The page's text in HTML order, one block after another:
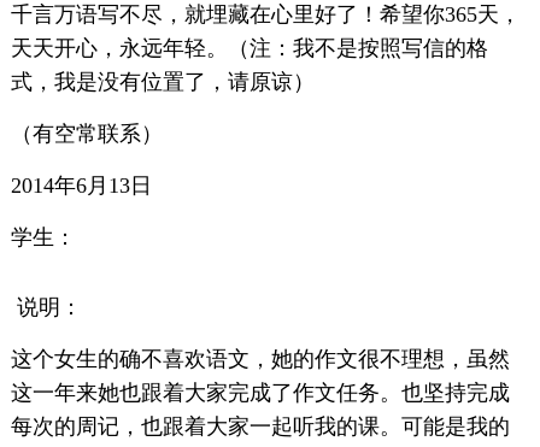
千言万语写不尽，就埋藏在心里好了！希望你365天，
天天开心，永远年轻。（注：我不是按照写信的格
式，我是没有位置了，请原谅）
（有空常联系）
2014年6月13日
学生：
说明：
这个女生的确不喜欢语文，她的作文很不理想，虽然
这一年来她也跟着大家完成了作文任务。也坚持完成
每次的周记，也跟着大家一起听我的课。可能是我的